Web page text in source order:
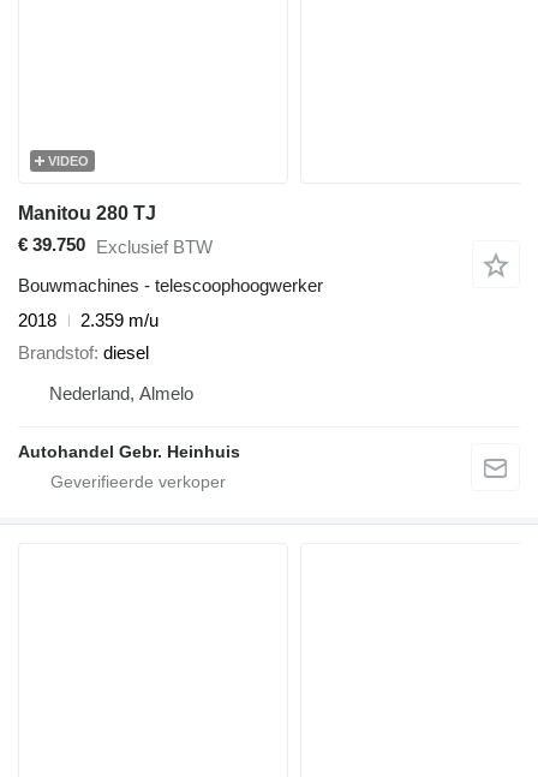
VIDEO
Manitou 280 TJ
€ 39.750 Exclusief BTW
Bouwmachines - telescoophoogwerker
2018
2.359 m/u
Brandstof diesel
Nederland, Almelo
Autohandel Gebr. Heinhuis